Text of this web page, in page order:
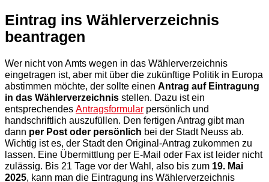
Eintrag ins Wählerverzeichnis
beantragen
Wer nicht von Amts wegen in das Wählerverzeichnis
eingetragen ist, aber mit über die zukünftige Politik in Europa
abstimmen möchte, der sollte einen Antrag auf Eintragung
in das Wählerverzeichnis stellen. Dazu ist ein
entsprechendes Antragsformular persönlich und
handschriftlich auszufüllen. Den fertigen Antrag gibt man
dann per Post oder persönlich bei der Stadt Neuss ab.
Wichtig ist es, der Stadt den Original-Antrag zukommen zu
lassen. Eine Übermittlung per E-Mail oder Fax ist leider nicht
zulässig. Bis 21 Tage vor der Wahl, also bis zum 19. Mai
2025, kann man die Eintragung ins Wählerverzeichnis